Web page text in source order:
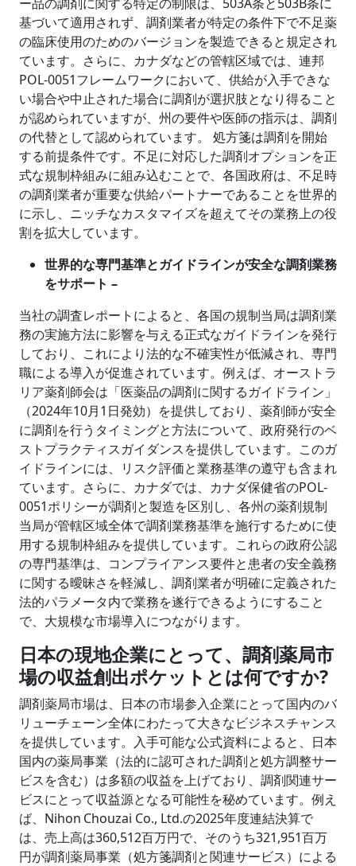
基づいて適用されず、調剤業者が特定の条件下で不足薬
の臨床使用のためのバージョンを製造できると規定され
ています。さらに、カナダなどの管轄区域では、連邦
POL-0051フレームワークにおいて、供給が入手できな
い場合や中止された場合に調剤が選択肢となり得ること
が認められていますが、州の要件や医師の指示は、調剤
の代替として認められています。 処方箋は調剤を開始
する前提条件です。不足に対応した調剤オプションを正
式な規制枠組みに組み込むことで、各国政府は、不足時
の調剤業者が重要な供給パートナーであることを世界的
に示し、ニッチなカスタマイズを超えてその業務上の役
割を拡大しています。
世界的な専門基準とガイドラインが安全な調剤業務
をサポート –
当社の調査レポートによると、各国の規制当局は調剤業
務の実施方法に影響を与える正式なガイドラインを発行
しており、これにより法的な不確実性が低減され、専門
職による導入が促進されています。例えば、オーストラ
リア薬剤師会は「医薬品の調剤に関するガイドライン」
（2024年10月1日発効）を提供しており、薬剤師が安全
に調剤を行うタイミングと方法について、政府発行のベ
ストプラクティスガイダンスを提供しています。このガ
イドラインには、リスク評価と業務基準の遵守も含まれ
ています。さらに、カナダでは、カナダ保健省のPOL-
0051ポリシーが調剤と製造を区別し、各州の薬剤規制
当局が管轄区域全体で調剤業務基準を施行するために使
用する規制枠組みを提供しています。これらの政府公認
の専門基準は、コンプライアンス要件と患者の安全義務
に関する曖昧さを軽減し、調剤業者が明確に定義された
法的パラメータ内で業務を遂行できるようにすること
で、大規模な市場導入につながります。
日本の現地企業にとって、調剤薬局市
場の収益創出ポケットとは何ですか?
調剤薬局市場は、日本の市場参入企業にとって国内のバ
リューチェーン全体にわたって大きなビジネスチャンス
を提供しています。入手可能な公式資料によると、日本
国内の薬局事業（法的に認可された調剤と処方調整サー
ビスを含む）は多額の収益を上げており、調剤関連サー
ビスにとって収益源となる可能性を秘めています。例え
ば、Nihon Chouzai Co., Ltd.の2025年度連結決算で
は、売上高は360,512百万円で、そのうち321,951百万
円が調剤薬局事業（処方箋調剤と関連サービス）による